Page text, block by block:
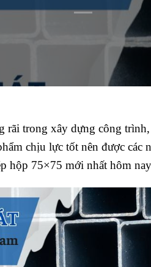
rãi trong xây dựng công
chịu lực tốt nên được các
hộp 75×75 mới nhất hôm nay